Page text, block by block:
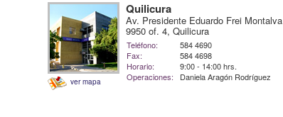
ver mapa
Quilicura
Av. Presidente Eduardo Frei Montalva
9950 of. 4, Quilicura
Teléfono:
584 4690
Fax:
584 4698
Horario:
9:00 - 14:00 hrs.
Operaciones:
Daniela Aragón Rodríguez